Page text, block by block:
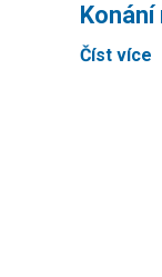
Konání
Číst více